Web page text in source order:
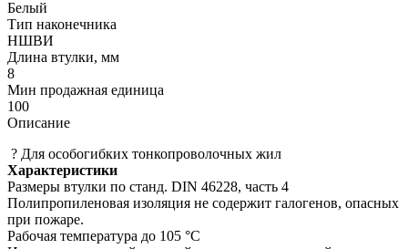
Белый
Тип наконечника
НШВИ
Длина втулки, мм
8
Мин продажная единица
100
Описание
? Для особогибких тонкопроволочных жил
Характеристики
Размеры втулки по станд. DIN 46228, часть 4
Полипропиленовая изоляция не содержит галогенов, опасных
при пожаре.
Рабочая температура до 105 °C